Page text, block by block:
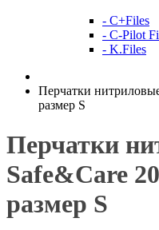
- C+Files
- C-Pilot
- K.Files
Перчатки
размер S
Перчатки
Safe&Care
размер S